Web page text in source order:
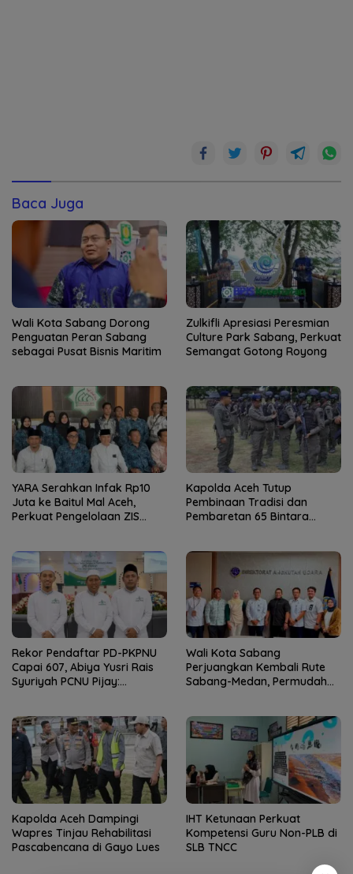
Baca Juga
Wali Kota Sabang Dorong
Penguatan Peran Sabang
sebagai Pusat Bisnis Maritim
Zulkifli Apresiasi Peresmian
Culture Park Sabang, Perkuat
Semangat Gotong Royong
YARA Serahkan Infak Rp10
Juta ke Baitul Mal Aceh,
Perkuat Pengelolaan ZIS
Kapolda Aceh Tutup
Pembinaan Tradisi dan
Pembaretan 65 Bintara
Rekor Pendaftar PD-PKPNU
Capai 607, Abiya Yusri Rais
Syuriyah PCNU Pijay:
Wali Kota Sabang
Perjuangkan Kembali Rute
Sabang-Medan, Permudah
Kapolda Aceh Dampingi
Wapres Tinjau Rehabilitasi
Pascabencana di Gayo Lues
IHT Ketunaan Perkuat
Kompetensi Guru Non-PLB di
SLB TNCC